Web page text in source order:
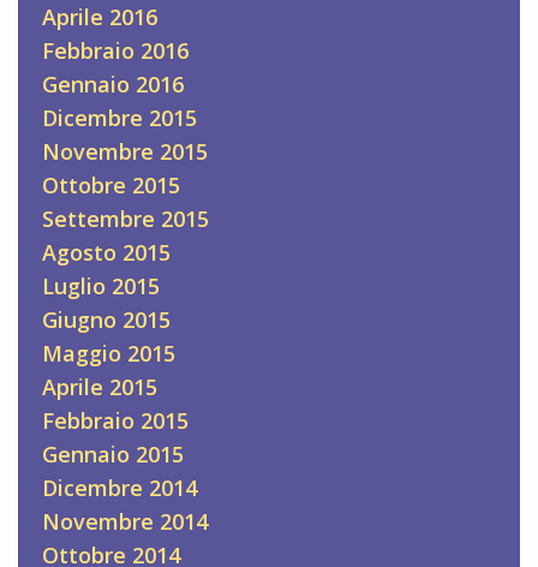
Aprile 2016
Febbraio 2016
Gennaio 2016
Dicembre 2015
Novembre 2015
Ottobre 2015
Settembre 2015
Agosto 2015
Luglio 2015
Giugno 2015
Maggio 2015
Aprile 2015
Febbraio 2015
Gennaio 2015
Dicembre 2014
Novembre 2014
Ottobre 2014